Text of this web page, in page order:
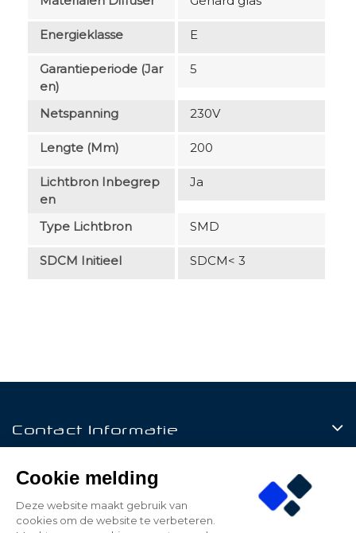
Energieklasse E
Garantieperiode (jar
En)
5
Netspanning 230V
Lengte (mm) 200
Lichtbron Inbegrep
En
Ja
Type Lichtbron SMD
SDCM Initieel SDCM< 3
Contact Informatie
Cookie melding
Deze website maakt gebruik van
cookies om de website te verbeteren.